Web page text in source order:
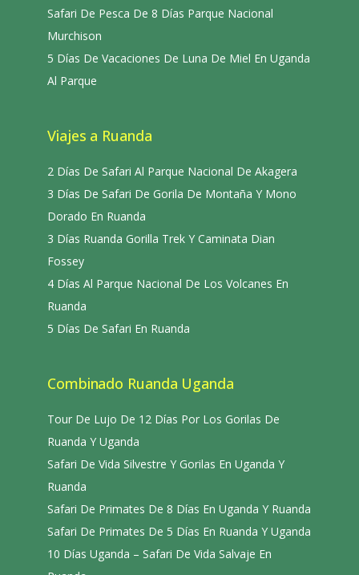
Safari De Pesca De 8 Días Parque Nacional
Murchison
5 Días De Vacaciones De Luna De Miel En Uganda
Al Parque
Viajes a Ruanda
2 Días De Safari Al Parque Nacional De Akagera
3 Días De Safari De Gorila De Montaña Y Mono
Dorado En Ruanda
3 Días Ruanda Gorilla Trek Y Caminata Dian
Fossey
4 Días Al Parque Nacional De Los Volcanes En
Ruanda
5 Días De Safari En Ruanda
Combinado Ruanda Uganda
Tour De Lujo De 12 Días Por Los Gorilas De
Ruanda Y Uganda
Safari De Vida Silvestre Y Gorilas En Uganda Y
Ruanda
Safari De Primates De 8 Días En Uganda Y Ruanda
Safari De Primates De 5 Días En Ruanda Y Uganda
10 Días Uganda – Safari De Vida Salvaje En